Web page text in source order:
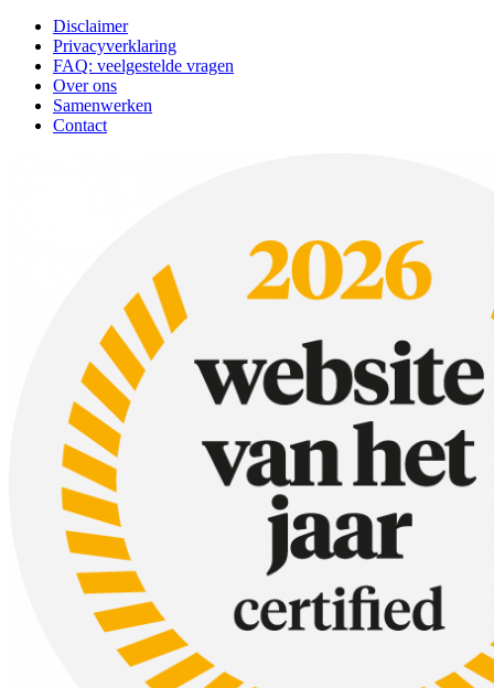
Disclaimer
Privacyverklaring
FAQ: veelgestelde vragen
Over ons
Samenwerken
Contact